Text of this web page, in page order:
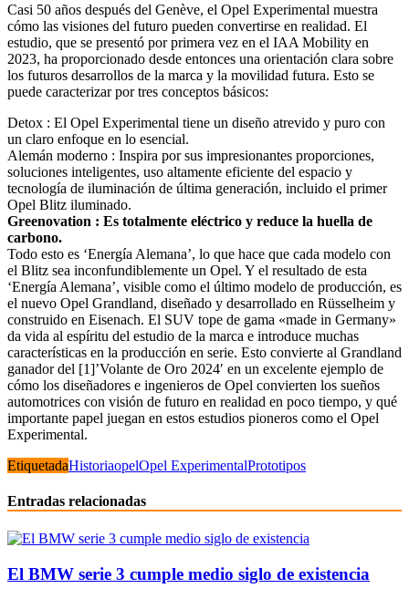
Casi 50 años después del Genève, el Opel Experimental muestra
cómo las visiones del futuro pueden convertirse en realidad. El
estudio, que se presentó por primera vez en el IAA Mobility en
2023, ha proporcionado desde entonces una orientación clara sobre
los futuros desarrollos de la marca y la movilidad futura. Esto se
puede caracterizar por tres conceptos básicos:
Detox : El Opel Experimental tiene un diseño atrevido y puro con
un claro enfoque en lo esencial.
Alemán moderno : Inspira por sus impresionantes proporciones,
soluciones inteligentes, uso altamente eficiente del espacio y
tecnología de iluminación de última generación, incluido el primer
Opel Blitz iluminado.
Greenovation : Es totalmente eléctrico y reduce la huella de
carbono.
Todo esto es ‘Energía Alemana’, lo que hace que cada modelo con
el Blitz sea inconfundiblemente un Opel. Y el resultado de esta
‘Energía Alemana’, visible como el último modelo de producción, es
el nuevo Opel Grandland, diseñado y desarrollado en Rüsselheim y
construido en Eisenach. El SUV tope de gama «made in Germany»
da vida al espíritu del estudio de la marca e introduce muchas
características en la producción en serie. Esto convierte al Grandland
ganador del [1]’Volante de Oro 2024′ en un excelente ejemplo de
cómo los diseñadores e ingenieros de Opel convierten los sueños
automotrices con visión de futuro en realidad en poco tiempo, y qué
importante papel juegan en estos estudios pioneros como el Opel
Experimental.
EtiquetadaHistoriaopelOpel ExperimentalPrototipos
Entradas relacionadas
El BMW serie 3 cumple medio siglo de existencia